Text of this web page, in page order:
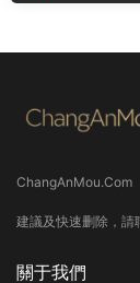
ChangAnMou.Com
建議及快速删除，請
關于我們